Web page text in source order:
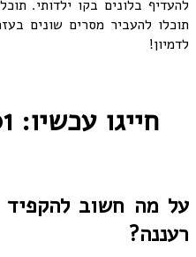
להעדיף בלונים בקו ילדותי.
תוכלו להעביר מסרים שונים
לדמיון!
חייגו עכשיו: 072-3340-701
על מה חשוב להקפיד
רעננה?